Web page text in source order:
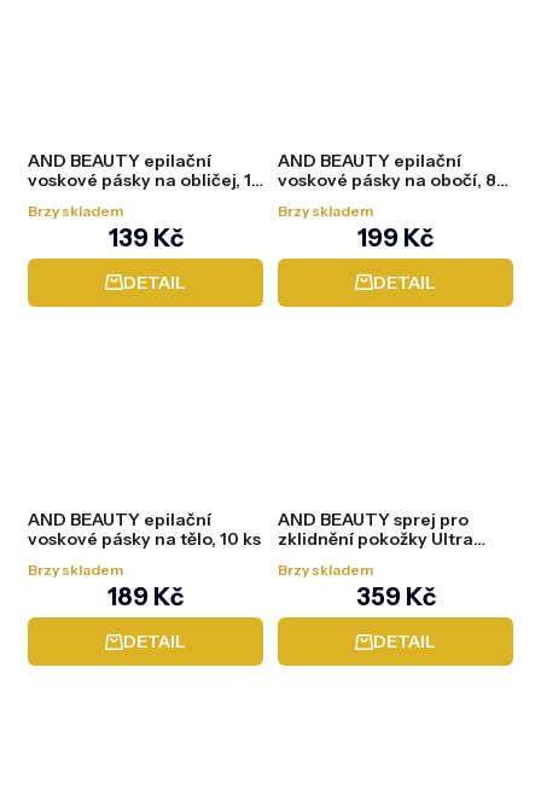
AND BEAUTY epilační
voskové pásky na obličej, 10
Brzy skladem
139 Kč
DETAIL
AND BEAUTY epilační
voskové pásky na obočí, 8
Brzy skladem
199 Kč
DETAIL
AND BEAUTY epilační
voskové pásky na tělo, 10 ks
Brzy skladem
189 Kč
DETAIL
AND BEAUTY sprej pro
zklidnění pokožky Ultra
Brzy skladem
359 Kč
DETAIL